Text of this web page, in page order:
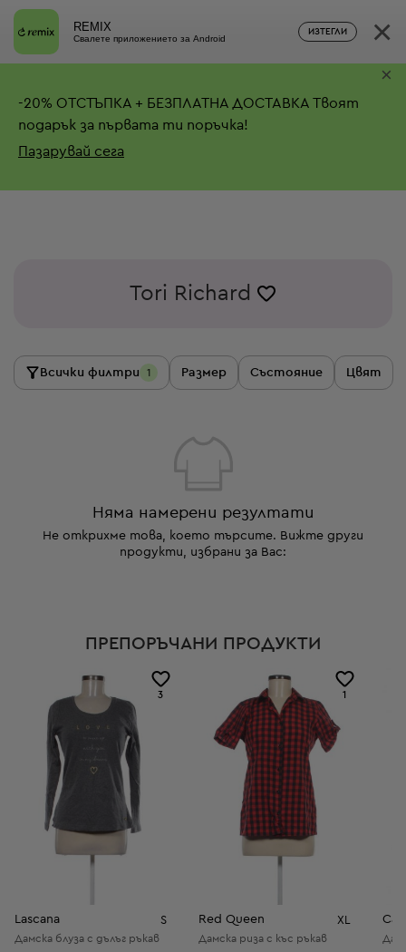
REMIX
Свалете приложението за Android
ИЗТЕГЛИ ×
-20% ОТСТЪПКА + БЕЗПЛАТНА ДОСТАВКА Твоят
подарък за първата ти поръчка!
Пазарувай сега
×
Tori Richard
Всички филтри 1 Размер Състояние Цвят
Няма намерени резултати
Не открихме това, което търсите. Вижте други
продукти, избрани за Вас:
ПРЕПОРЪЧАНИ ПРОДУКТИ
3
Lascana S
Дамска блуза с дълъг ръкав
1
Red Queen XL
Дамска риза с къс ръкав